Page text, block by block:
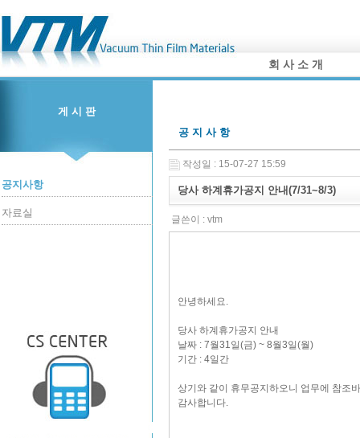
회 사 소 개
게 시 판
공지사항
자료실
공 지 사 항
작성일 : 15-07-27 15:59
당사 하계휴가공지 안내(7/31~8/3)
글쓴이 : vtm
안녕하세요.
당사 하계휴가공지 안내
날짜 : 7월31일(금) ~ 8월3일(월)
기간 : 4일간
상기와 같이 휴무공지하오니 업무에 참조
감사합니다.